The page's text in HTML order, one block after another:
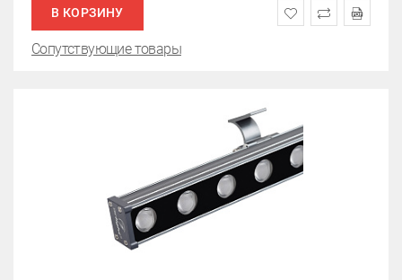
В КОРЗИНУ
Сопутствующие товары